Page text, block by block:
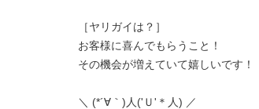
［ヤリガイは？］
お客様に喜んでもらうこと！
その機会が増えていて嬉しいです！
＼ (*´∀｀)人('Ｕ'＊人) ／